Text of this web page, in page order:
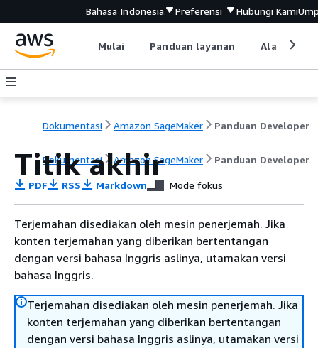
Bahasa Indonesia Preferensi Hubungi Kami
Mulai Panduan layanan Alat
Dokumentasi Amazon SageMaker Panduan Developer
Dokumentasi Amazon SageMaker Panduan Developer
Titik akhir
PDF RSS Markdown Mode fokus
Terjemahan disediakan oleh mesin penerjemah. Jika
konten terjemahan yang diberikan bertentangan
dengan versi bahasa Inggris aslinya, utamakan versi
bahasa Inggris.
Terjemahan disediakan oleh mesin penerjemah. Jika
konten terjemahan yang diberikan bertentangan
dengan versi bahasa Inggris aslinya, utamakan versi